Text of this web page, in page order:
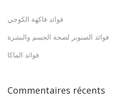
فوائد فاكهة الكوجي
فوائد الصنوبر لصحة الجسم والبشرة
فوائد الماكا
Commentaires récents